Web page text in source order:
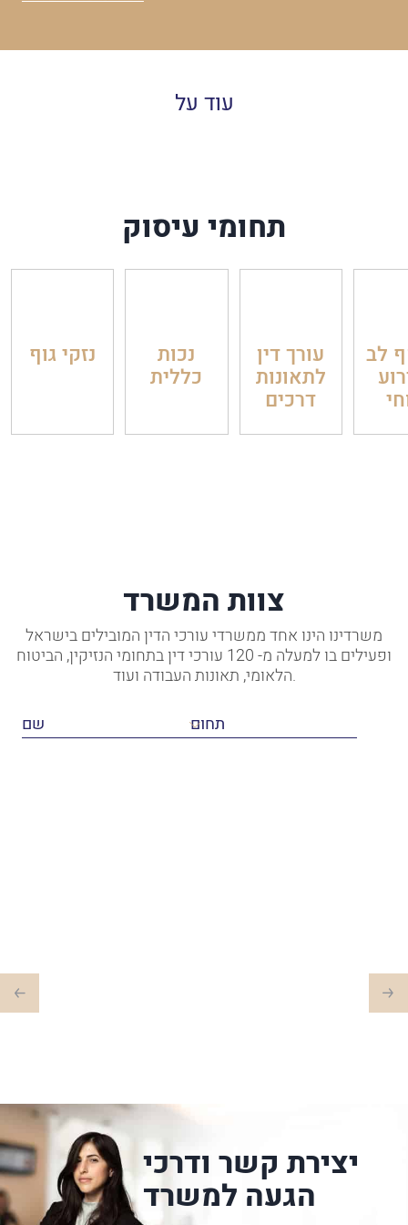
עוד על
תחומי עיסוק
נזקי גוף נכות
כללית
עורך דין
לתאונות
דרכים
לב
צוות המשרד
משרדינו הינו אחד ממשרדי עורכי הדין המובילים בישראל
ופעילים בו למעלה מ- 120 עורכי דין בתחומי הנזיקין, הביטוח
הלאומי, תאונות העבודה ועוד.
יצירת קשר ודרכי
הגעה למשרד